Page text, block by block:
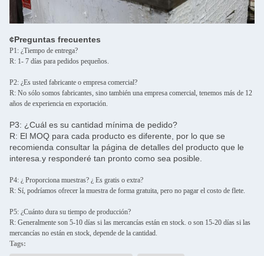
¢Preguntas frecuentes
P1: ¿Tiempo de entrega?
R: 1- 7 días para pedidos pequeños.
P2: ¿Es usted fabricante o empresa comercial?
R: No sólo somos fabricantes, sino también una empresa comercial, tenemos más de 12
años de experiencia en exportación.
P3: ¿Cuál es su cantidad mínima de pedido?
R: El MOQ para cada producto es diferente, por lo que se
recomienda consultar la página de detalles del producto que le
interesa.y responderé tan pronto como sea posible.
P4: ¿ Proporciona muestras? ¿ Es gratis o extra?
R: Sí, podríamos ofrecer la muestra de forma gratuita, pero no pagar el costo de flete.
P5: ¿Cuánto dura su tiempo de producción?
R: Generalmente son 5-10 días si las mercancías están en stock. o son 15-20 días si las
mercancías no están en stock, depende de la cantidad.
Tags: